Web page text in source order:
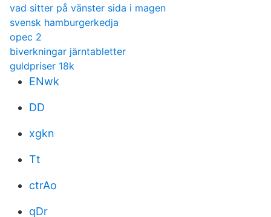
vad sitter på vänster sida i magen
svensk hamburgerkedja
opec 2
biverkningar järntabletter
guldpriser 18k
ENwk
DD
xgkn
Tt
ctrAo
qDr